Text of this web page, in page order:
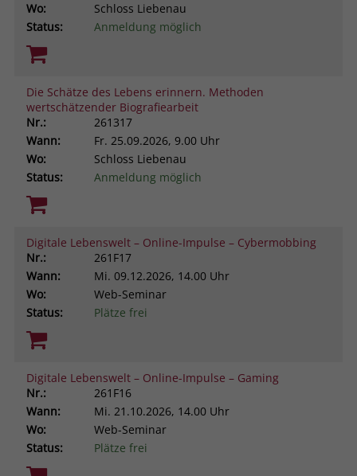
Wo:
Schloss Liebenau
Status:
Anmeldung möglich
Die Schätze des Lebens erinnern. Methoden
wertschätzender Biografiearbeit
Nr.:
261317
Wann:
Fr. 25.09.2026, 9.00 Uhr
Wo:
Schloss Liebenau
Status:
Anmeldung möglich
Digitale Lebenswelt – Online-Impulse – Cybermobbing
Nr.:
261F17
Wann:
Mi. 09.12.2026, 14.00 Uhr
Wo:
Web-Seminar
Status:
Plätze frei
Digitale Lebenswelt – Online-Impulse – Gaming
Nr.:
261F16
Wann:
Mi. 21.10.2026, 14.00 Uhr
Wo:
Web-Seminar
Status:
Plätze frei